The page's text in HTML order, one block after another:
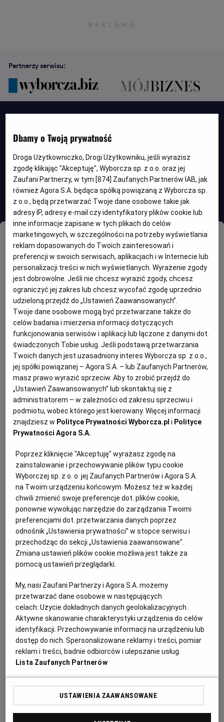
Partnerzy serwisu:
Wszędzie Szukaj
Dbamy o Twoją prywatność
Droga Użytkowniczko, Drogi Użytkowniku, jeśli wyrazisz
zgodę klikając "Akceptuję", Wyborcza sp. z o.o. oraz jej
Zaufani Partnerzy, w tym [874] Zaufanych Partnerów IAB, jak
również Agora S.A. będąca spółką powiązaną z Wyborcza sp.
z o.o., będą przetwarzać Twoje dane osobowe takie jak
adresy IP, adresy e-mail czy identyfikatory plików cookie lub
inne informacje zapisane w tych plikach do celów
marketingowych, w szczególności na potrzeby wyświetlania
reklam dopasowanych do Twoich zainteresowań i
preferencji w swoich serwisach, aplikacjach i w Internecie lub
personalizacji treści w nich wyświetlanych. Wyrażenie zgody
jest dobrowolne. Jeśli nie chcesz wyrazić zgody, chcesz
ograniczyć jej zakres lub chcesz wycofać zgodę uprzednio
udzieloną przejdź do „Ustawień Zaawansowanych”.
Twoje dane osobowe mogą być przetwarzane także do
celów badania i mierzenia informacji dotyczących
funkcjonowania serwisów i aplikacji lub łączone z danymi dot.
świadczonych Tobie usług. Jeśli podstawą przetwarzania
Twoich danych jest uzasadniony interes Wyborcza sp. z o.o.,
jej spółki powiązanej – Agora S.A. – lub Zaufanych Partnerów,
masz prawo wyrazić sprzeciw. Aby to zrobić przejdź do
„Ustawień Zaawansowanych” lub skontaktuj się z
administratorem – w zależności od zakresu sprzeciwu i
podmiotu, wobec którego jest kierowany. Więcej informacji
znajdziesz w Polityce Prywatności Wyborcza.pl i Polityce
Prywatności Agora S.A.
Poprzez kliknięcie "Akceptuję" wyrażasz zgodę na
zainstalowanie i przechowywanie plików typu cookie
Wyborczej sp. z o. o. jej Zaufanych Partnerów i Agora S.A.
na Twoim urządzeniu końcowym. Możesz też w każdej
chwili zmienić swoje preferencje dot. plików cookie,
ponownie wywołując narzędzie do zarządzania Twoimi
preferencjami dot. przetwarzania danych poprzez
odnośnik „Ustawienia prywatności” w stopce serwisu i
przechodząc do sekcji „Ustawienia zaawansowane”.
Zmiana ustawień plików cookie możliwa jest także za
pomocą ustawień przeglądarki.
My, nasi Zaufani Partnerzy i Agora S.A. możemy
przetwarzać dane osobowe w następujących
celach:Użycie dokładnych danych geolokalizacyjnych.
Aktywne skanowanie charakterystyki urządzenia do celów
identyfikacji. Przechowywanie informacji na urządzeniu lub
dostęp do nich. Spersonalizowane reklamy i treści, pomiar
reklam i treści, badnie odbiorców i ulepszanie usług.
Lista Zaufanych Partnerów
USTAWIENIA ZAAWANSOWANE